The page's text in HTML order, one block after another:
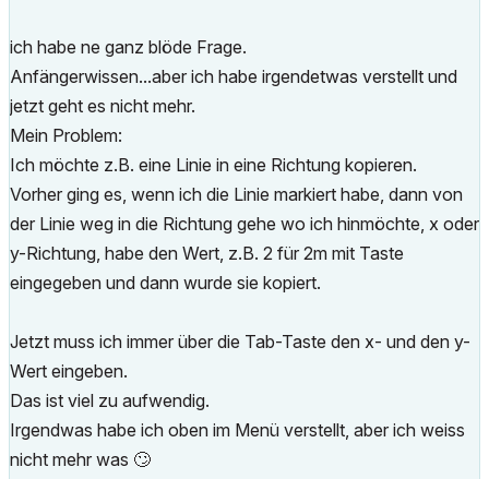
ich habe ne ganz blöde Frage.
Anfängerwissen...aber ich habe irgendetwas verstellt und
jetzt geht es nicht mehr.
Mein Problem:
Ich möchte z.B. eine Linie in eine Richtung kopieren.
Vorher ging es, wenn ich die Linie markiert habe, dann von
der Linie weg in die Richtung gehe wo ich hinmöchte, x oder
y-Richtung, habe den Wert, z.B. 2 für 2m mit Taste
eingegeben und dann wurde sie kopiert.
Jetzt muss ich immer über die Tab-Taste den x- und den y-
Wert eingeben.
Das ist viel zu aufwendig.
Irgendwas habe ich oben im Menü verstellt, aber ich weiss
nicht mehr was 🙄